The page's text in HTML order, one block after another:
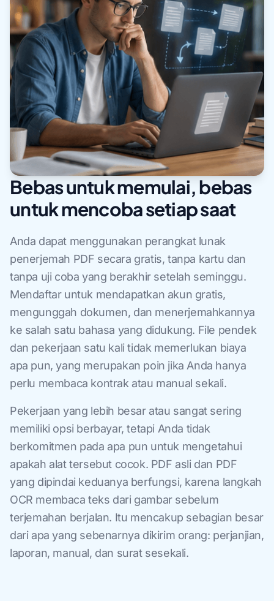
Bebas untuk memulai, bebas
untuk mencoba setiap saat
Anda dapat menggunakan perangkat lunak
penerjemah PDF secara gratis, tanpa kartu dan
tanpa uji coba yang berakhir setelah seminggu.
Mendaftar untuk mendapatkan akun gratis,
mengunggah dokumen, dan menerjemahkannya
ke salah satu bahasa yang didukung. File pendek
dan pekerjaan satu kali tidak memerlukan biaya
apa pun, yang merupakan poin jika Anda hanya
perlu membaca kontrak atau manual sekali.
Pekerjaan yang lebih besar atau sangat sering
memiliki opsi berbayar, tetapi Anda tidak
berkomitmen pada apa pun untuk mengetahui
apakah alat tersebut cocok. PDF asli dan PDF
yang dipindai keduanya berfungsi, karena langkah
OCR membaca teks dari gambar sebelum
terjemahan berjalan. Itu mencakup sebagian besar
dari apa yang sebenarnya dikirim orang: perjanjian,
laporan, manual, dan surat sesekali.